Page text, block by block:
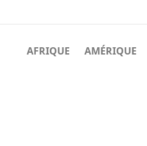
AFRIQUE AMÉRIQUE